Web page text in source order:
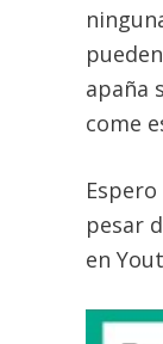
apaña
come
pesar
en